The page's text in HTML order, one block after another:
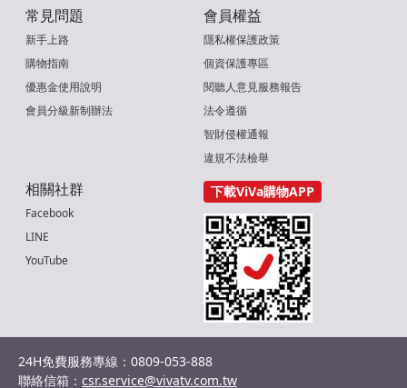
常見問題
新手上路
購物指南
優惠金使用說明
會員分級新制辦法
會員權益
隱私權保護政策
個資保護專區
閱聽人意見服務報告
法令遵循
智財侵權通報
違規不法檢舉
相關社群
Facebook
LINE
YouTube
下載ViVa購物APP
24H免費服務專線：0809-053-888
聯絡信箱： csr.service@vivatv.com.tw